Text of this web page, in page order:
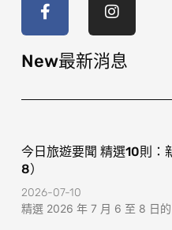
c
o
-
s
g
r
m
New最新消息
今日旅遊要聞 精選10則
8）
2026-07-10
精選 2026 年 7 月 6 至 8 日